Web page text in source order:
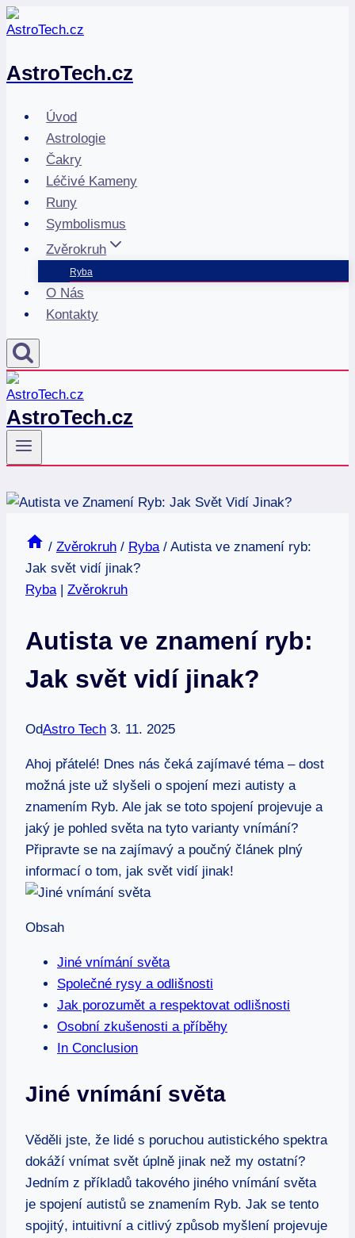
Přeskočit
na
AstroTech.cz
Úvod
Astrologie
Čakry
Léčivé Kameny
Runy
Symbolismus
Zvěrokruh
Ryba
O Nás
Kontakty
AstroTech.cz
/ Zvěrokruh / Ryba / Autista ve znamení ryb:
Jak svět vidí jinak?
Ryba| Zvěrokruh
Autista ve znamení ryb:
Jak svět vidí jinak?
OdAstro Tech 3. 11. 2025
Ahoj přátelé! Dnes nás čeká zajímavé téma – dost
možná jste už slyšeli o spojení mezi autisty a
znamením Ryb. Ale jak se toto spojení projevuje a
jaký je pohled světa na tyto varianty vnímání?
Připravte se na zajímavý a poučný článek plný
informací o tom, jak svět vidí jinak!
Obsah
Jiné vnímání světa
Společné rysy a odlišnosti
Jak porozumět a respektovat odlišnosti
Osobní zkušenosti a příběhy
In Conclusion
Jiné vnímání světa
Věděli jste, že lidé s poruchou autistického spektra
dokáží vnímat svět úplně jinak než my ostatní?
Jedním z příkladů takového jiného vnímání světa
je spojení autistů se znamením Ryb. Jak se tento
spojitý, intuitivní a citlivý způsob myšlení projevuje